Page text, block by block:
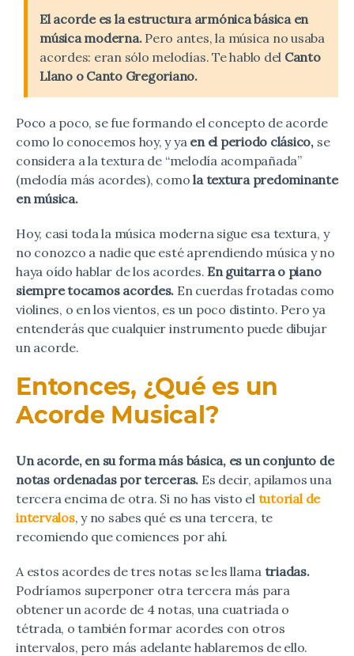
El acorde es la estructura armónica básica en
música moderna.Pero antes, la música no usaba
acordes: eran sólo melodías. Te hablo del Canto
Llano o Canto Gregoriano.
Poco a poco, se fue formando el concepto de acorde
como lo conocemos hoy, y ya en el periodo clásico, se
considera a la textura de “melodía acompañada”
(melodía más acordes), comola textura predominante
en música.
Hoy, casi toda la música moderna sigue esa textura, y
no conozco a nadie que esté aprendiendo música y no
haya oído hablar de los acordes. En guitarra o piano
siempre tocamos acordes. En cuerdas frotadas como
violines, o en los vientos, es un poco distinto. Pero ya
entenderás que cualquier instrumento puede dibujar
un acorde.
Entonces, ¿Qué es un
Acorde Musical?
Un acorde, en su forma más básica, es un conjunto de
notas ordenadas por terceras. Es decir, apilamos una
tercera encima de otra. Si no has visto el tutorial de
intervalos, y no sabes qué es una tercera, te
recomiendo que comiences por ahí.
A estos acordes de tres notas se les llama triadas.
Podríamos superponer otra tercera más para
obtener un acorde de 4 notas, una cuatriada o
tétrada, o también formar acordes con otros
intervalos, pero más adelante hablaremos de ello.